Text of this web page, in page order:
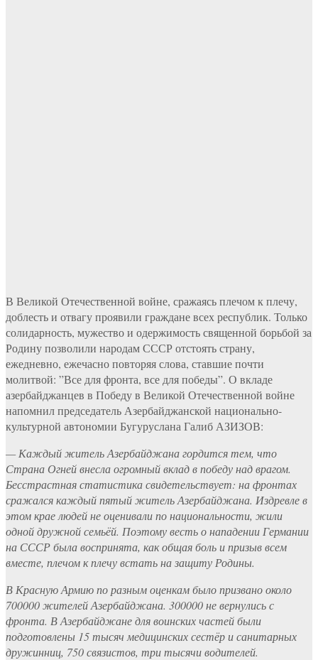
В Великой Отечественной войне, сражаясь плечом к плечу,
доблесть и отвагу проявили граждане всех республик. Только
солидарность, мужество и одержимость священной борьбой за
Родину позволили народам СССР отстоять страну,
ежедневно, ежечасно повторяя слова, ставшие почти
молитвой: ”Все для фронта, все для победы”. О вкладе
азербайджанцев в Победу в Великой Отечественной войне
напомнил председатель Азербайджанской национально-
культурной автономии Бугуруслана Галиб АЗИЗОВ:
— Каждый житель Азербайджана гордится тем, что
Страна Огней внесла огромный вклад в победу над врагом.
Бесстрастная статистика свидетельствует: на фронтах
сражался каждый пятый житель Азербайджана. Издревле в
этом крае людей не оценивали по национальности, жили
одной дружной семьёй. Поэтому весть о нападении Германии
на СССР была воспринята, как общая боль и призыв всем
вместе, плечом к плечу встать на защиту Родины.
В Красную Армию по разным оценкам было призвано около
700000 жителей Азербайджана. 300000 не вернулись с
фронта. В Азербайджане для воинских частей были
подготовлены 15 тысяч медицинских сестёр и санитарных
дружинниц, 750 связистов, три тысячи водителей.